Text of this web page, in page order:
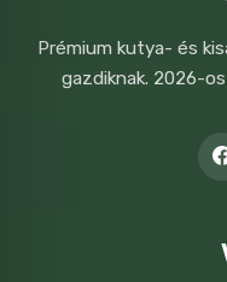
Prémium kutya- és
gazdiknak. 2026-